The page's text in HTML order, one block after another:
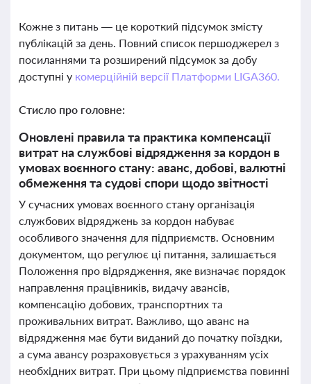
Кожне з питань — це короткий підсумок змісту
публікацій за день. Повний список першоджерел з
посиланнями та розширений підсумок за добу
доступні у комерційній версії Платформи LIGA360.
Стисло про головне:
Оновлені правила та практика компенсації
витрат на службові відрядження за кордон в
умовах воєнного стану: аванс, добові, валютні
обмеження та судові спори щодо звітності
У сучасних умовах воєнного стану організація
службових відряджень за кордон набуває
особливого значення для підприємств. Основним
документом, що регулює ці питання, залишається
Положення про відрядження, яке визначає порядок
направлення працівників, видачу авансів,
компенсацію добових, транспортних та
проживальних витрат. Важливо, що аванс на
відрядження має бути виданий до початку поїздки,
а сума авансу розраховується з урахуванням усіх
необхідних витрат. При цьому підприємства повинні